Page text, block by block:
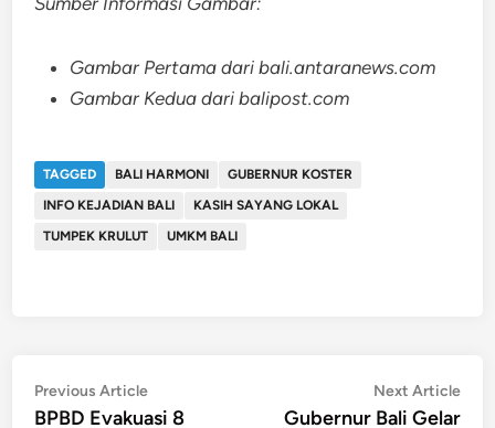
Gambar Pertama dari bali.antaranews.com
Gambar Kedua dari balipost.com
TAGGED BALI HARMONI
GUBERNUR KOSTER
INFO KEJADIAN BALI
KASIH SAYANG LOKAL
TUMPEK KRULUT
UMKM BALI
Post
Previous ArticlePrevious
article:
BPBD Evakuasi 8
Next Article
Gubernur Bali Gelar